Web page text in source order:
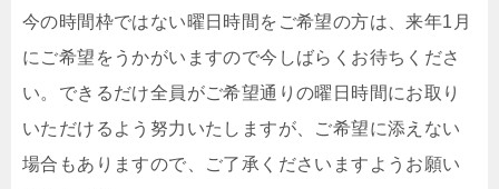
今の時間枠ではない曜日時間をご希望の方は、来年1月
にご希望をうかがいますので今しばらくお待ちくださ
い。できるだけ全員がご希望通りの曜日時間にお取り
いただけるよう努力いたしますが、ご希望に添えない
場合もありますので、ご了承くださいますようお願い